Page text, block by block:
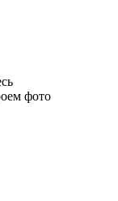
фото